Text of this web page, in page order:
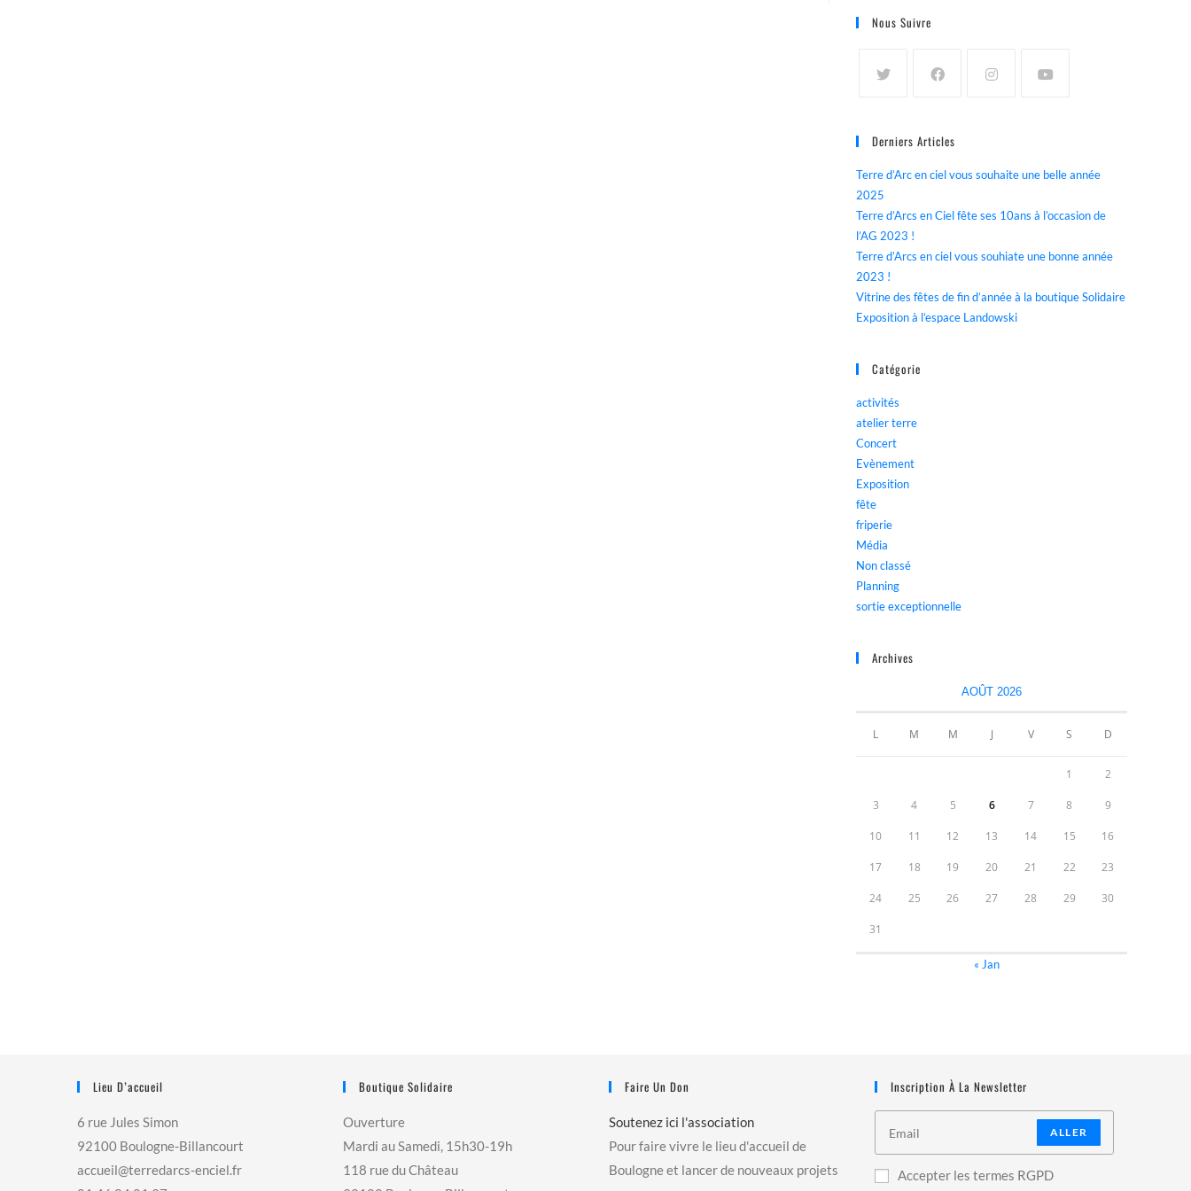
Nous Suivre
Derniers Articles
Terre d’Arc en ciel vous souhaite une belle année
2025
Terre d’Arcs en Ciel fête ses 10ans à l’occasion de
l’AG 2023 !
Terre d’Arcs en ciel vous souhiate une bonne année
2023 !
Vitrine des fêtes de fin d’année à la boutique Solidaire
Exposition à l’espace Landowski
Catégorie
activités
atelier terre
Concert
Evènement
Exposition
fête
friperie
Média
Non classé
Planning
sortie exceptionnelle
Archives
AOÛT 2026
L M M J V S D
1 2
3 4 5 6 7 8 9
10 11 12 13 14 15 16
17 18 19 20 21 22 23
24 25 26 27 28 29 30
31
« Jan
Lieu D’accueil
6 rue Jules Simon
92100 Boulogne-Billancourt
accueil@terredarcs-enciel.fr
Boutique Solidaire
Ouverture
Mardi au Samedi, 15h30-19h
118 rue du Château
Faire Un Don
Soutenez ici l'association
Pour faire vivre le lieu d'accueil de
Boulogne et lancer de nouveaux projets
Inscription À La Newsletter
ALLER
Accepter les termes RGPD